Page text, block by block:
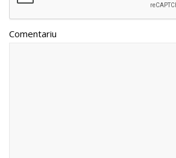
Comentariu